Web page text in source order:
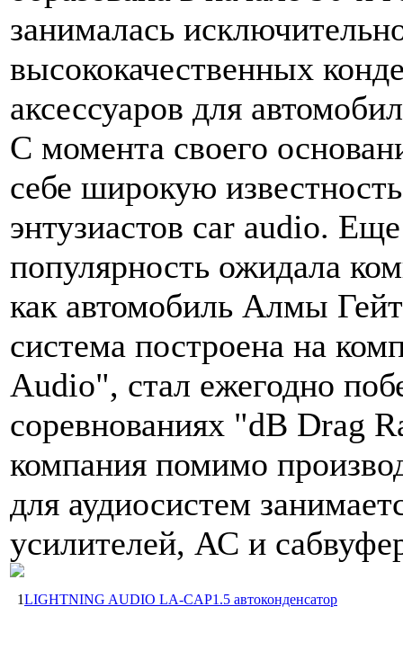
занималась
высококачественных
аксессуаров для
С момента своего
себе широкую
энтузиастов car audio.
популярность ожидала
как автомобиль Алмы
система построена на
Audio", стал ежегодно
соревнованиях "dB Drag
компания помимо
для аудиосистем
усилителей, АС и
1LIGHTNING AUDIO LA-CAP1.5 автоконденсатор